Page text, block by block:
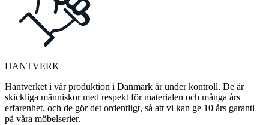
HANTVERK
Hantverket i vår produktion i Danmark är under kontroll. De är
skickliga människor med respekt för materialen och många års
erfarenhet, och de gör det ordentligt, så att vi kan ge 10 års garanti
på våra möbelserier.